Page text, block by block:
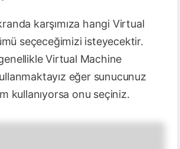
karşımıza hangi Virtual
seçeceğimizi isteyecektir.
Virtual Machine
eğer sunucunuz
kullanıyorsa onu seçiniz.